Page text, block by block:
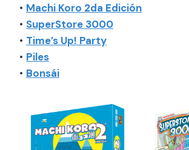
• Machi Koro 2da Edición
• SuperStore 3000
• Time’s Up! Party
• Piles
• Bonsái